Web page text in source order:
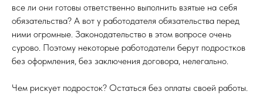
все ли они готовы ответственно выполнить взятые на себя
обязательства? А вот у работодателя обязательства перед
ними огромные. Законодательство в этом вопросе очень
сурово. Поэтому некоторые работодатели берут подростков
без оформления, без заключения договора, нелегально.
Чем рискует подросток? Остаться без оплаты своей работы.